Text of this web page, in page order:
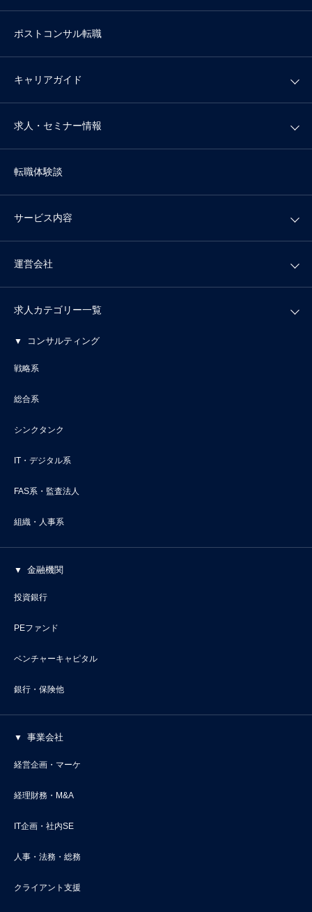
ポストコンサル転職
キャリアガイド
求人・セミナー情報
転職体験談
サービス内容
運営会社
求人カテゴリー一覧
コンサルティング
戦略系
総合系
シンクタンク
IT・デジタル系
FAS系・監査法人
組織・人事系
金融機関
投資銀行
PEファンド
ベンチャーキャピタル
銀行・保険他
事業会社
経営企画・マーケ
経理財務・M&A
IT企画・社内SE
人事・法務・総務
クライアント支援